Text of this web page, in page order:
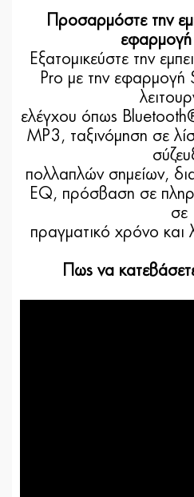
Προσαρμόστε την
εφαρμογή
Εξατομικεύστε την
Pro με την εφαρμογή
ελέγχου όπως
MP3, ταξινόμηση σε
πολλαπλών σημείων,
EQ, πρόσβαση σε
σε
πραγματικό χρόνο
Πως να